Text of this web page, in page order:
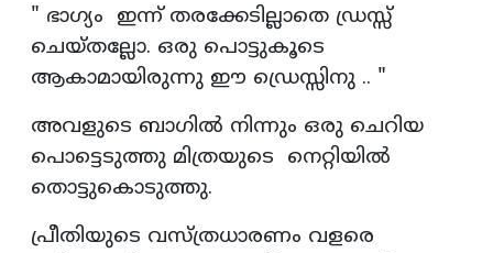
" ഭാഗ്യം ഇന്ന് തരക്കേടില്ലാതെ ഡ്രസ്സ്
ചെയ്തല്ലോ. ഒരു പൊട്ടുകൂടെ
ആകാമായിരുന്നു ഈ ഡ്രെസ്സിനു .. "
അവളുടെ ബാഗിൽ നിന്നും ഒരു ചെറിയ
പൊട്ടെടുത്തു മിത്രയുടെ നെറ്റിയിൽ
തൊട്ടുകൊടുത്തു.
പ്രീതിയുടെ വസ്ത്രധാരണം വളരെ